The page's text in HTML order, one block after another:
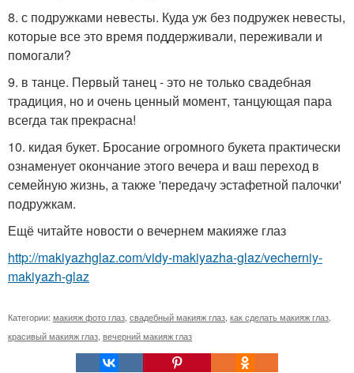
8. с подружками невесты. Куда уж без подружек невесты,
которые все это время поддерживали, переживали и
помогали?
9. в танце. Первый танец - это не только свадебная
традиция, но и очень ценный момент, танцующая пара
всегда так прекрасна!
10. кидая букет. Бросание огромного букета практически
ознаменует окончание этого вечера и ваш переход в
семейную жизнь, а также 'передачу эстафетной палочки'
подружкам.
Ещё читайте новости о вечернем макияже глаз
http://makiyazhglaz.com/vidy-makiyazha-glaz/vecherniy-
makiyazh-glaz
Категории: макияж фото глаз свадебный макияж глаз как сделать макияж глаз
красивый макияж глаз вечерний макияж глаз